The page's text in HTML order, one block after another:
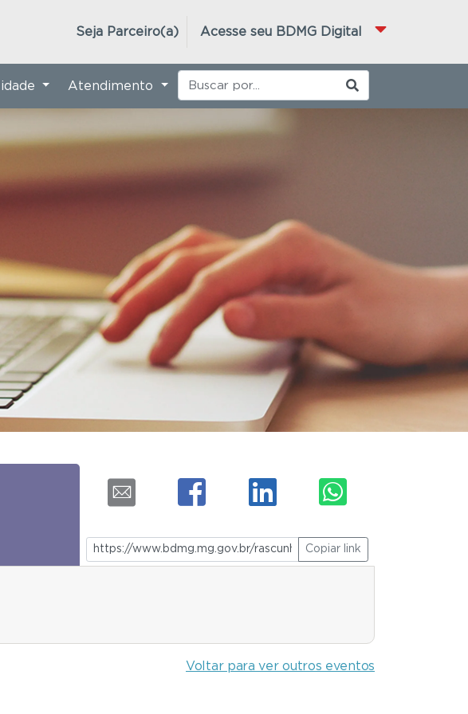
Acesse seu BDMG Digital
Seja Parceiro(a)
Atendimento
Copiar link
Voltar para ver outros eventos